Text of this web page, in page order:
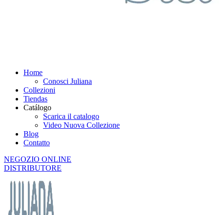
Home
Conosci Juliana
Collezioni
Tiendas
Catálogo
Scarica il catalogo
Video Nuova Collezione
Blog
Contatto
NEGOZIO ONLINE
DISTRIBUTORE